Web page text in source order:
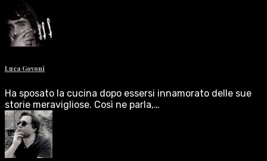
Luca Govoni
Ha sposato la cucina dopo essersi innamorato delle sue
storie meravigliose. Così ne parla,…